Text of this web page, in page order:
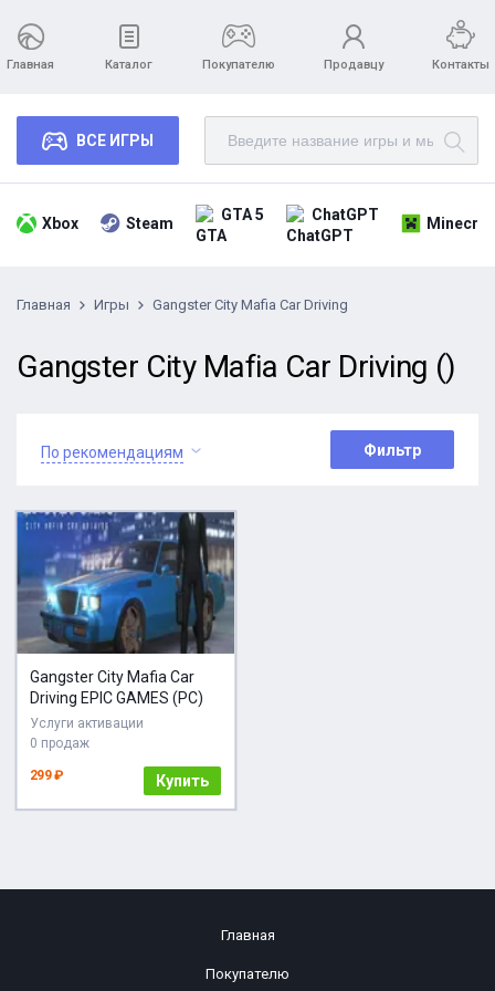
Главная Каталог Покупателю Продавцу Контакты
ВСЕ ИГРЫ
Xbox Steam GTA 5 ChatGPT
Главная Игры Gangster City Mafia Car Driving
Gangster City Mafia Car Driving ()
По рекомендациям Фильтр
Gangster City Mafia Car
Driving EPIC GAMES (PC)
Услуги активации
0 продаж
299 ₽ Купить
Главная
Покупателю